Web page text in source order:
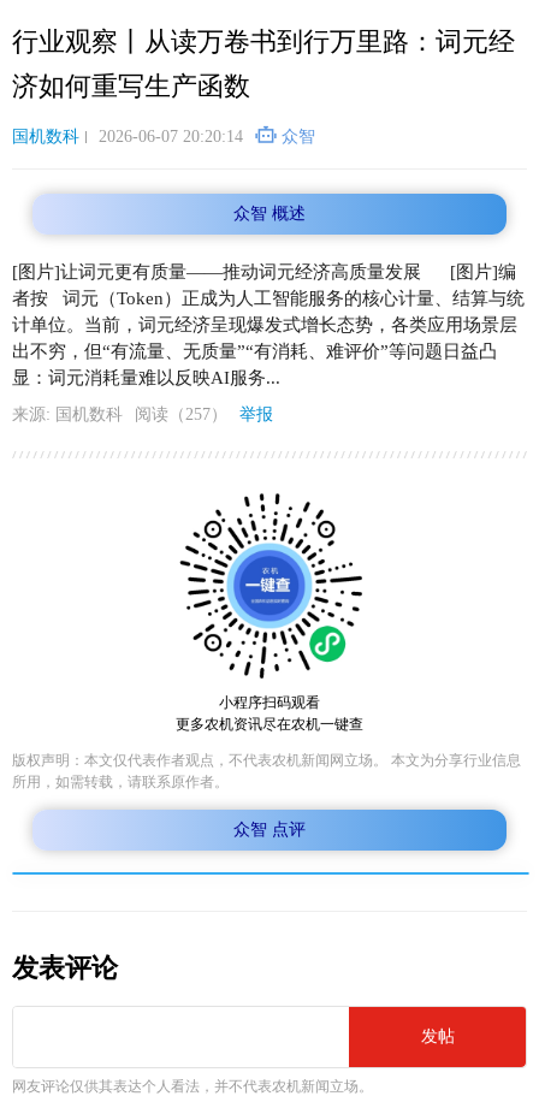
转
内
行业观察丨从读万卷书到行万里路：词元经
济如何重写生产函数
国机数科 2026-06-07 20:20:14 众智
众智 概述
[图片]让词元更有质量——推动词元经济高质量发展 [图片]编
者按 词元（Token）正成为人工智能服务的核心计量、结算与统
计单位。当前，词元经济呈现爆发式增长态势，各类应用场景层
出不穷，但“有流量、无质量”“有消耗、难评价”等问题日益凸
显：词元消耗量难以反映AI服务...
来源: 国机数科 阅读（257） 举报
小程序扫码观看
更多农机资讯尽在农机一键查
版权声明：本文仅代表作者观点，不代表农机新闻网立场。 本文为分享行业信息
所用，如需转载，请联系原作者。
众智 点评
发表评论
发帖
网友评论仅供其表达个人看法，并不代表农机新闻立场。